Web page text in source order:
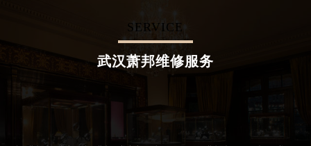
SERVICE
武汉萧邦维修服务